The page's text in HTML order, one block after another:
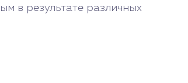
в результате различных